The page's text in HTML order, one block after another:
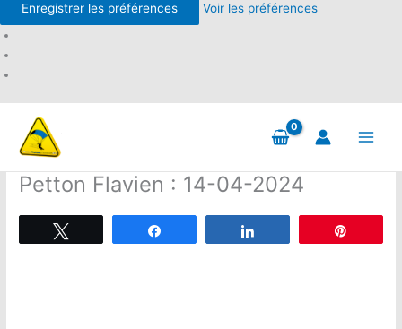
Enregistrer les préférences Voir les préférences
contenu
Petton Flavien : 14-04-2024